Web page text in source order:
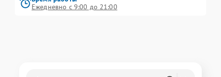
Ежедневно с 9:00 до 21:00